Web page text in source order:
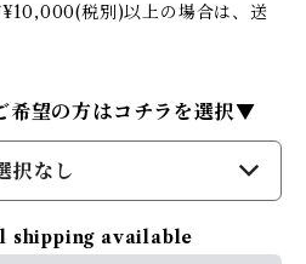
税別)以上の場合は、送
希望の方はコチラを選択▼
択なし
shipping available